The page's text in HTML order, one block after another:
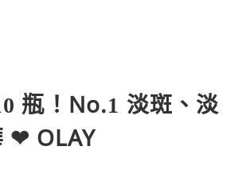
瓶！No.1 淡斑、淡
❤ OLAY